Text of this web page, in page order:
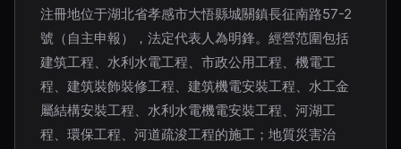
注冊地位于湖北省孝感市大悟縣城關鎮長征南路57-2
號（自主申報），法定代表人為明鋒。經營范圍包括
建筑工程、水利水電工程、市政公用工程、機電工
程、建筑裝飾裝修工程、建筑機電安裝工程、水工金
屬結構安裝工程、水利水電機電安裝工程、河湖工
程、環保工程、河道疏浚工程的施工；地質災害治